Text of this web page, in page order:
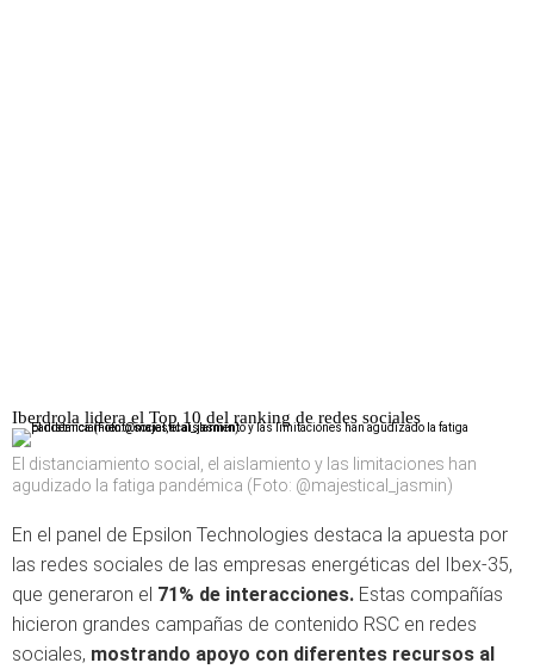
Iberdrola lidera el Top 10 del ranking de redes sociales
El distanciamiento social, el aislamiento y las limitaciones han
agudizado la fatiga pandémica (Foto: @majestical_jasmin)
En el panel de Epsilon Technologies destaca la apuesta por
las redes sociales de las empresas energéticas del Ibex-35,
que generaron el 71% de interacciones. Estas compañías
hicieron grandes campañas de contenido RSC en redes
sociales, mostrando apoyo con diferentes recursos al